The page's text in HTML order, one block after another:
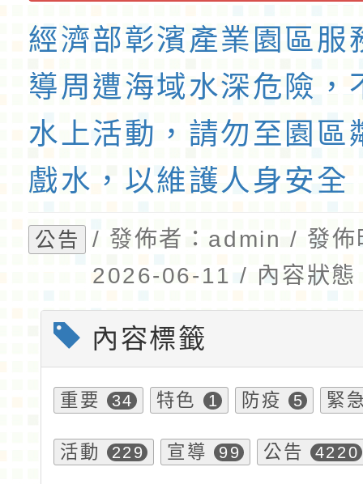
經濟部彰濱產業園區服
導周遭海域水深危險，
水上活動，請勿至園區
戲水，以維護人身安全
公告
/ 發佈者：admin / 發佈
2026-06-11 / 內容狀態
內容標籤
重要 34 特色 1 防疫 5 緊
活動 229 宣導 99 公告 4220